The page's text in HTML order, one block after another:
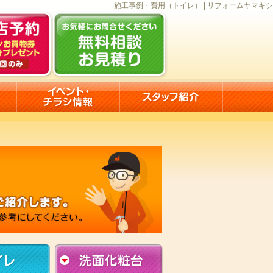
施工事例・費用（トイレ） | リフォームヤマキシ